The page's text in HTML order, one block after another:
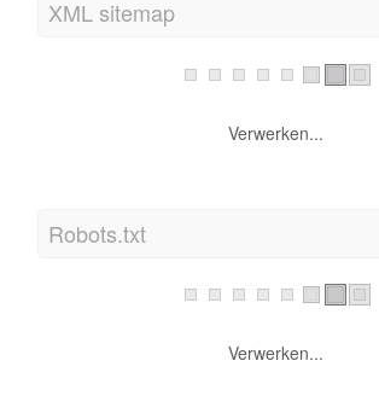
XML sitemap
Verwerken...
Robots.txt
Verwerken...